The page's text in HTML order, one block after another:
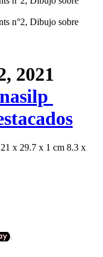
2021
21 x 29.7 x 1 cm 8.3 x